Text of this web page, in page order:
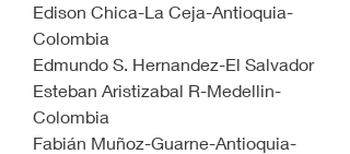
Edison Chica-La Ceja-Antioquia-
Colombia
Edmundo S. Hernandez-El Salvador
Esteban Aristizabal R-Medellin-
Colombia
Fabián Muñoz-Guarne-Antioquia-